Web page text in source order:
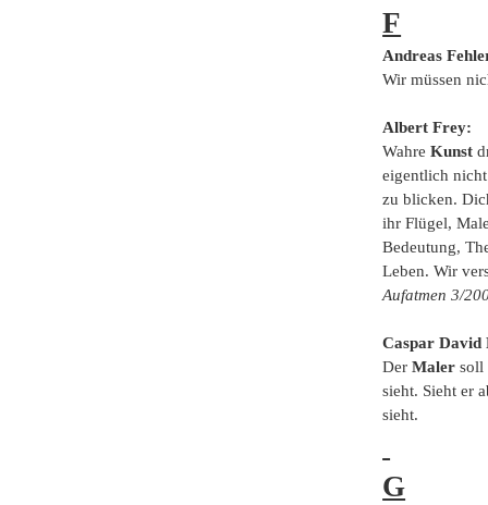
F
Andreas
Wir müssen
Albert Frey:
WahreKunst
eigentlich
zu blicken.
ihr Flügel,
Bedeutung,
Leben. Wir
Aufatmen 3/
Caspar David
DerMaler soll
sieht. Sieht er
sieht.
G